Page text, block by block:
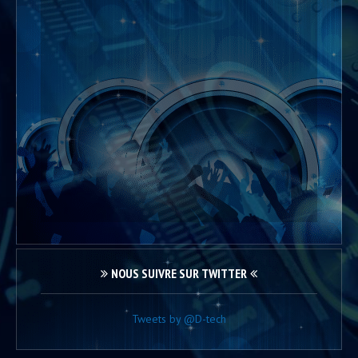
NOUS SUIVRE SUR TWITTER
Tweets by @D-tech